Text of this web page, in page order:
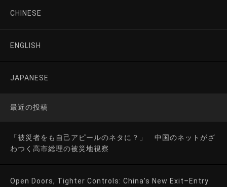
CHINESE
ENGLISH
JAPANESE
最近の投稿
「被災者をも自己アピールのネタに？」 中国のネットがざ
わつく高市総理の被災地視察
Open Doors, Tighter Controls: China’s New Exit–Entry